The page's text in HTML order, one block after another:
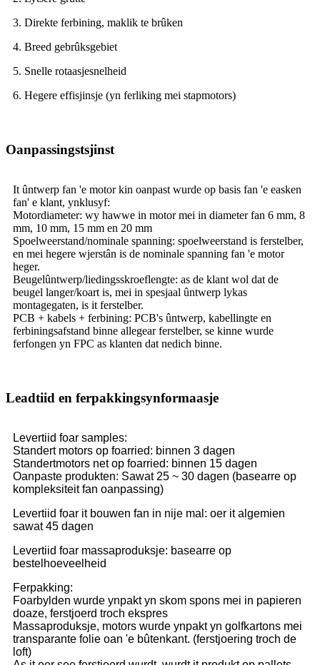
3. Direkte ferbining, maklik te brûken
4. Breed gebrûksgebiet
5. Snelle rotaasjesnelheid
6. Hegere effisjinsje (yn ferliking mei stapmotors)
Oanpassingstsjinst
It ûntwerp fan 'e motor kin oanpast wurde op basis fan 'e easken
fan' e klant, ynklusyf:
Motordiameter: wy hawwe in motor mei in diameter fan 6 mm, 8
mm, 10 mm, 15 mm en 20 mm
Spoelweerstand/nominale spanning: spoelweerstand is ferstelber,
en mei hegere wjerstân is de nominale spanning fan 'e motor
heger.
Beugelûntwerp/liedingsskroeflengte: as de klant wol dat de
beugel langer/koart is, mei in spesjaal ûntwerp lykas
montagegaten, is it ferstelber.
PCB + kabels + ferbining: PCB's ûntwerp, kabellingte en
ferbiningsafstand binne allegear ferstelber, se kinne wurde
ferfongen yn FPC as klanten dat nedich binne.
Leadtiid en ferpakkingsynformaasje
Levertiid foar samples:
Standert motors op foarried: binnen 3 dagen
Standertmotors net op foarried: binnen 15 dagen
Oanpaste produkten: Sawat 25 ~ 30 dagen (basearre op
kompleksiteit fan oanpassing)
Levertiid foar it bouwen fan in nije mal: oer it algemien
sawat 45 dagen
Levertiid foar massaproduksje: basearre op
bestelhoeveelheid
Ferpakking:
Foarbylden wurde ynpakt yn skom spons mei in papieren
doaze, ferstjoerd troch ekspres
Massaproduksje, motors wurde ynpakt yn golfkartons mei
transparante folie oan 'e bûtenkant. (ferstjoering troch de
loft)